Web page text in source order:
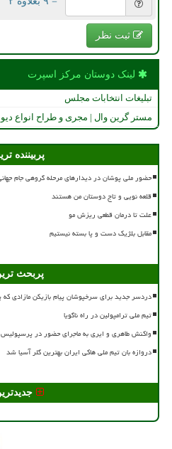
ثبت نظر
لینک دوستان مركز اسپرت
تبلیغات انتخابات مجلس
مستر گرین وال | مجری و طراح انواع
پربیننده
حضور ملی پوشان در دیدارهای مرحله گروهی جام
قلعه نویی و تاج دوستان من هستند
علت تا درمان قطعی ریزش مو
مقابل بلژیک دست و پا بسته نیستیم
پربحث
دردسر جدید برای سرخپوشان پیام بازیکن مازادی
تیم ملی ترامپولین در راه ناگویا
واکنش طاهری و ایری به ماجرای حضور در پرسپولیس
دروازه بان تیم ملی هاکی ایران بهترین گلر آسیا شد